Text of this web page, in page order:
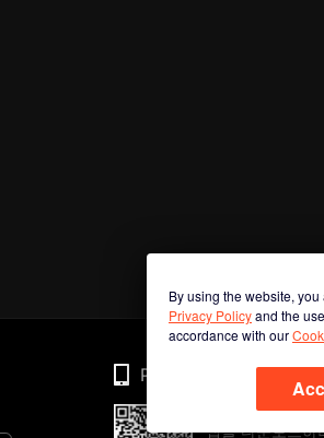
By using the website,
Privacy Policyand the
accordance with our
Phone
앱을 다운로드하